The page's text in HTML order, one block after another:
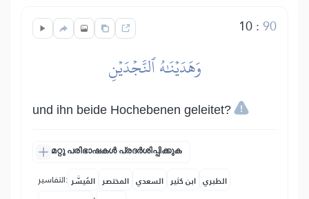
10:90
وَهَدَيۡنَٰهُ ٱلنَّجۡدَيۡنِ
und ihn beide Hochebenen geleitet?
മറ്റു പരിഭാഷകൾ പ്രദർശിപ്പിക്കുക
التفاسير: المُيسَّر المختصر السعدي ابن كثير الطبري